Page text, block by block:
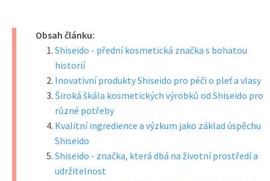
Obsah článku:
Shiseido - přední kosmetická značka s bohatou
historií
Inovativní produkty Shiseido pro péči o pleť a vlasy
Široká škála kosmetických výrobků od Shiseido pro
různé potřeby
Kvalitní ingredience a výzkum jako základ úspěchu
Shiseido
Shiseido - značka, která dbá na životní prostředí a
udržitelnost